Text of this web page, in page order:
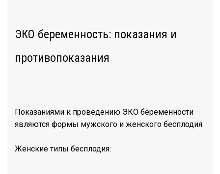
ЭКО беременность: показания и
противопоказания
Показаниями к проведению ЭКО беременности
являются формы мужского и женского бесплодия.
Женские типы бесплодия: